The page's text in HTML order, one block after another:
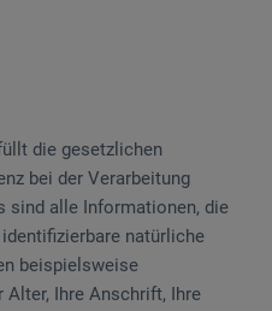
die gesetzlichen
bei der Verarbeitung
sind alle Informationen, die
natürliche
beispielsweise
Ihre Anschrift, Ihre